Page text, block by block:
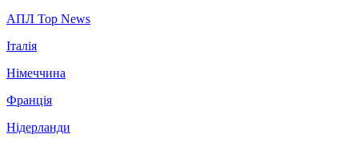
АПЛ Top News
Італія
Німеччина
Франція
Нідерланди